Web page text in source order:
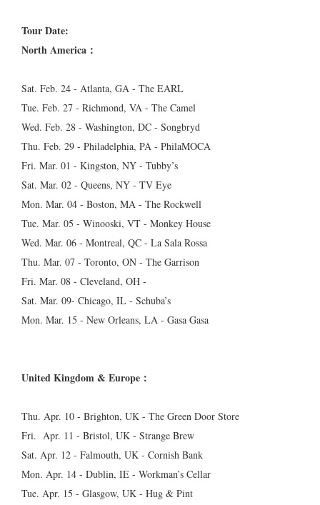
Tour Date:
North America：
Sat. Feb. 24 - Atlanta, GA - The EARL
Tue. Feb. 27 - Richmond, VA - The Camel
Wed. Feb. 28 - Washington, DC - Songbryd
Thu. Feb. 29 - Philadelphia, PA - PhilaMOCA
Fri. Mar. 01 - Kingston, NY - Tubby’s
Sat. Mar. 02 - Queens, NY - TV Eye
Mon. Mar. 04 - Boston, MA - The Rockwell
Tue. Mar. 05 - Winooski, VT - Monkey House
Wed. Mar. 06 - Montreal, QC - La Sala Rossa
Thu. Mar. 07 - Toronto, ON - The Garrison
Fri. Mar. 08 - Cleveland, OH -
Sat. Mar. 09- Chicago, IL - Schuba’s
Mon. Mar. 15 - New Orleans, LA - Gasa Gasa
United Kingdom & Europe：
Thu. Apr. 10 - Brighton, UK - The Green Door Store
Fri. Apr. 11 - Bristol, UK - Strange Brew
Sat. Apr. 12 - Falmouth, UK - Cornish Bank
Mon. Apr. 14 - Dublin, IE - Workman’s Cellar
Tue. Apr. 15 - Glasgow, UK - Hug & Pint